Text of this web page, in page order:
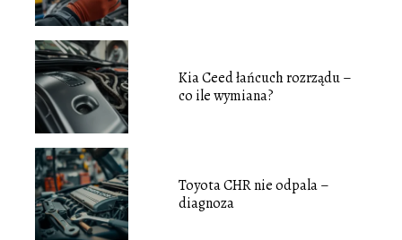
Kia Ceed łańcuch rozrządu –
co ile wymiana?
Toyota CHR nie odpala –
diagnoza